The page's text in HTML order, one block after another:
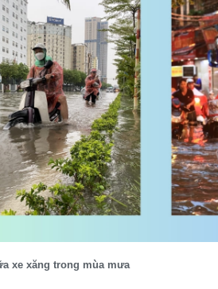
xe xăng trong mùa mưa